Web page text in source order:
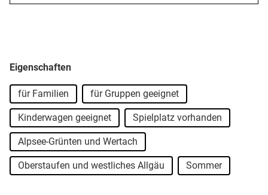
Eigenschaften
für Familien für Gruppen geeignet
Kinderwagen geeignet Spielplatz vorhanden
Alpsee-Grünten und Wertach
Oberstaufen und westliches Allgäu Sommer